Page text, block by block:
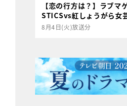
【恋の行方は？】ラブマ
STICSvs紅しょうがら女
8月4日(火)放送分